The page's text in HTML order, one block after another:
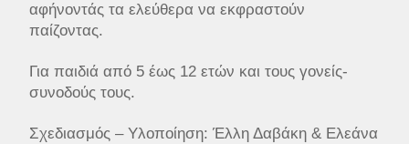
αφήνοντάς τα ελεύθερα να εκφραστούν
παίζοντας.
Για παιδιά από 5 έως 12 ετών και τους γονείς-
συνοδούς τους.
Σχεδιασμός – Υλοποίηση: Έλλη Δαβάκη & Ελεάνα